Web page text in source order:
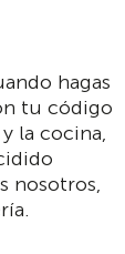
hagas
tu código
la cocina,
nosotros,